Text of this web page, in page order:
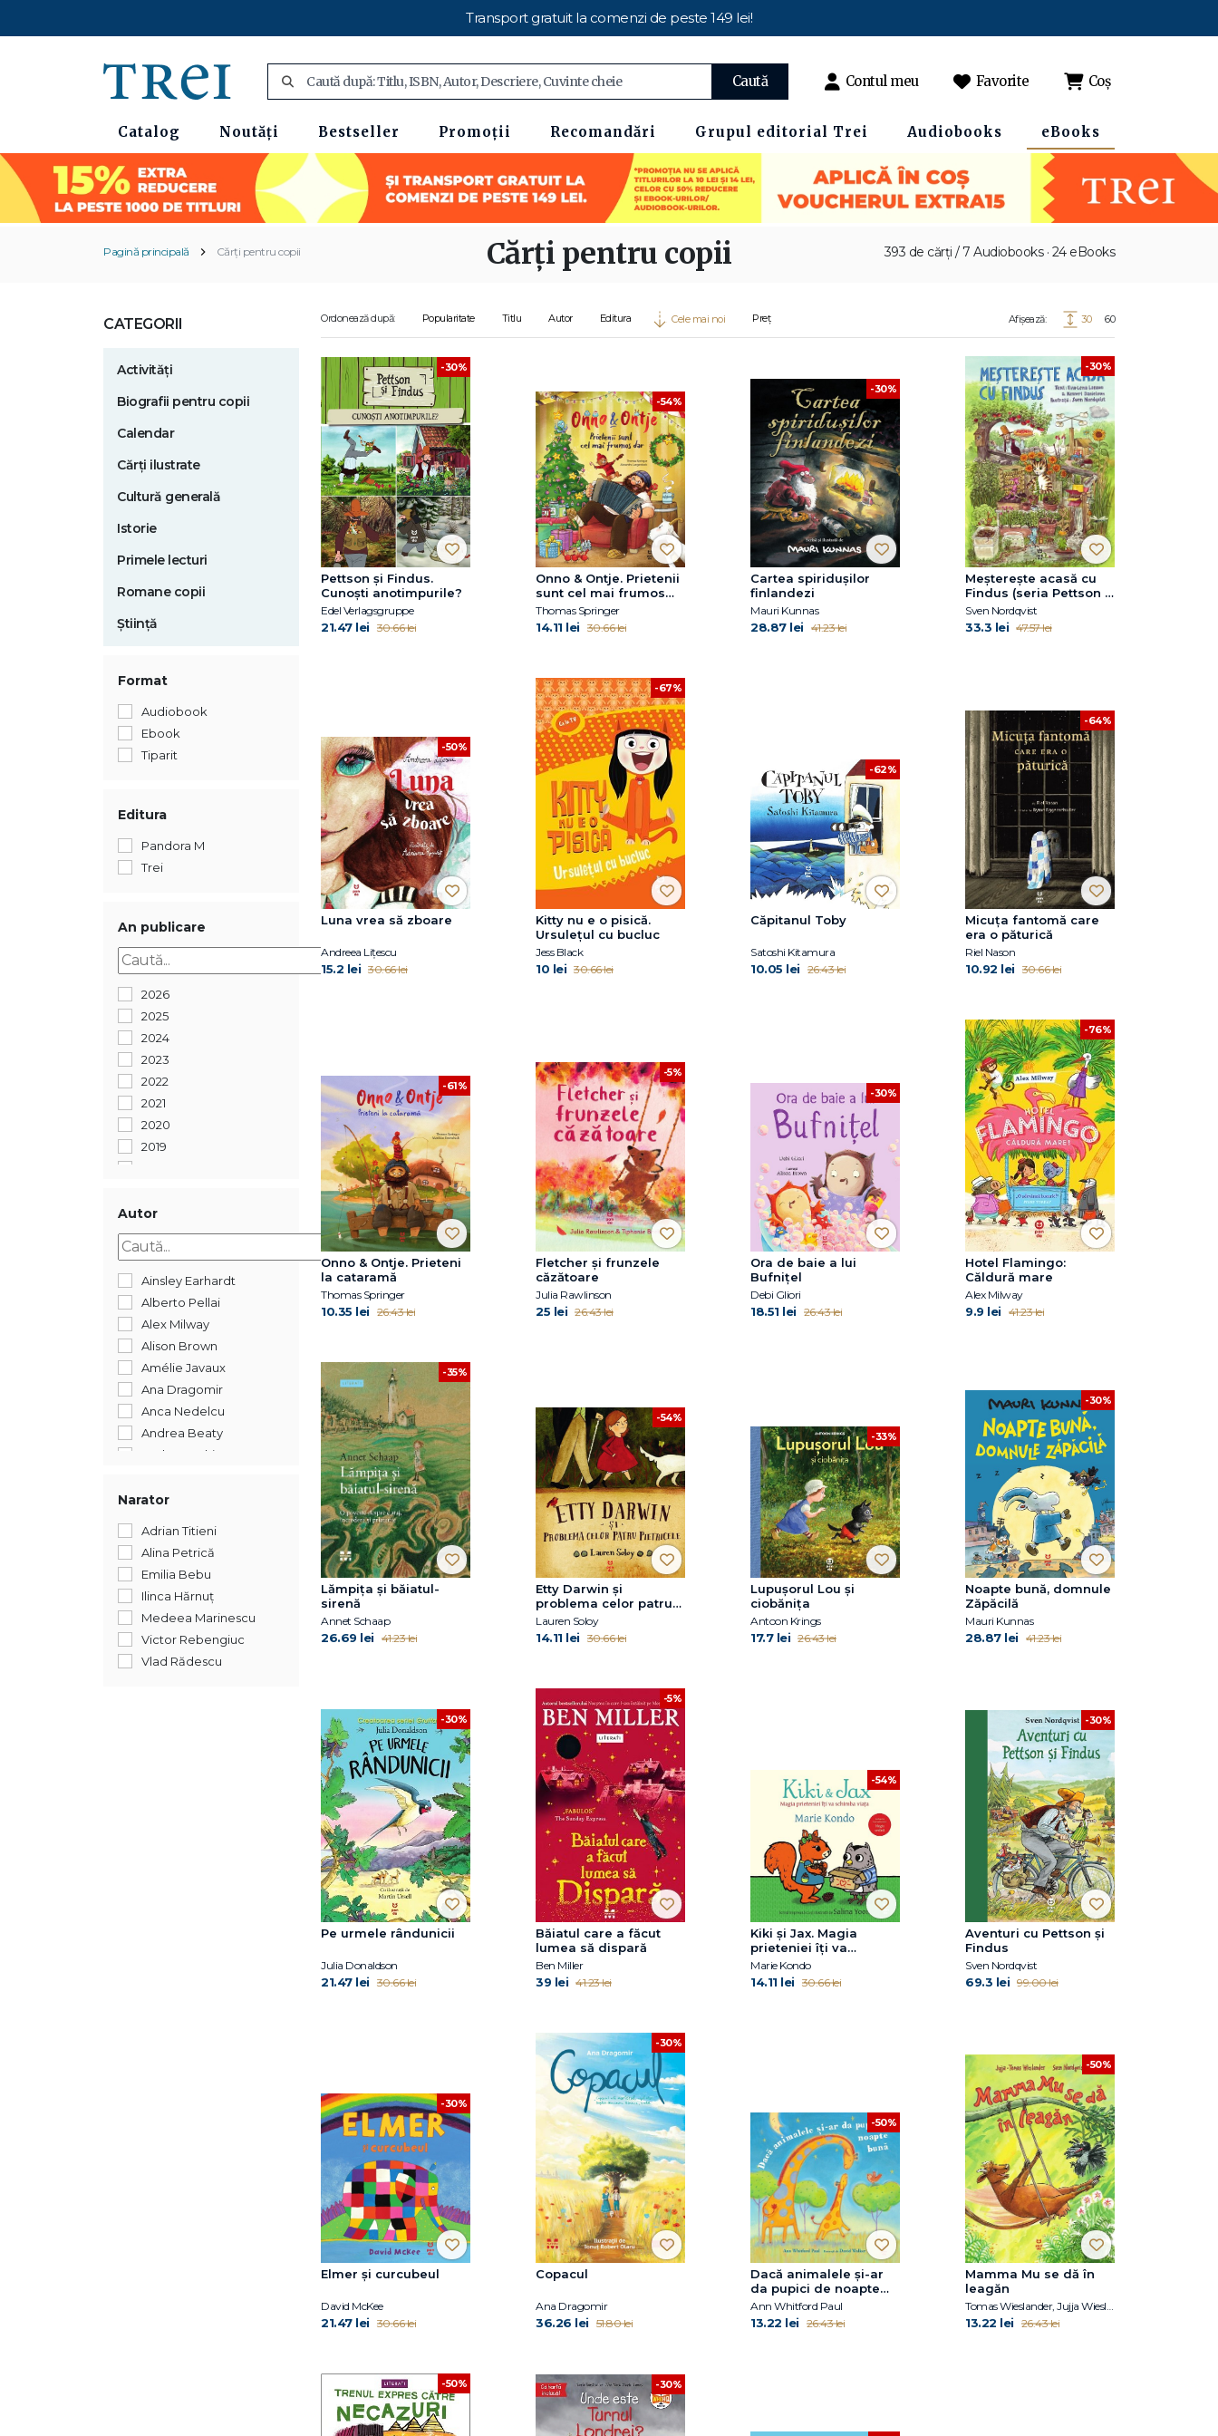
Transport gratuit la comenzi de peste 149 lei!
Caută Contul meu Favorite Coș
Catalog Noutăți Bestseller Promoții Recomandări Grupul editorial Trei Audiobooks eBooks
Pagină principală Cărți pentru copii 393 de cărți / 7 Audiobooks · 24 eBooks
Cărți pentru copii
CATEGORII
Activități
Biografii pentru copii
Calendar
Cărți ilustrate
Cultură generală
Istorie
Primele lecturi
Romane copii
Știință
Format
Audiobook
Ebook
Tiparit
Editura
Pandora M
Trei
An publicare
2026
2025
2024
2023
2022
2021
2020
2019
2016
2015
Autor
Ainsley Earhardt
Alberto Pellai
Alex Milway
Alison Brown
Amélie Javaux
Ana Dragomir
Anca Nedelcu
Andrea Beaty
Andreea Chiru-Maga
Andreea Lițescu
Antoon Krings
Narator
Adrian Titieni
Alina Petrică
Emilia Bebu
Ilinca Hărnuț
Medeea Marinescu
Victor Rebengiuc
Vlad Rădescu
Ordonează după: Popularitate Titlu Autor Editura Cele mai noi Preț Afișează: 30 60
-30%
Pettson și Findus.
Cunoști anotimpurile?
Edel Verlagsgruppe
21.47 lei 30.66 lei
-54%
Onno & Ontje. Prietenii
sunt cel mai frumos
dar
Thomas Springer
14.11 lei 30.66 lei
-30%
Cartea spiridușilor
finlandezi
Mauri Kunnas
28.87 lei 41.23 lei
-30%
Meșterește acasă cu
Findus (seria Pettson și
Findus)
Sven Nordqvist
33.3 lei 47.57 lei
-50%
Luna vrea să zboare
Andreea Lițescu
15.2 lei 30.66 lei
-67%
Kitty nu e o pisică.
Ursulețul cu bucluc
Jess Black
10 lei 30.66 lei
-62%
Căpitanul Toby
Satoshi Kitamura
10.05 lei 26.43 lei
-64%
Micuța fantomă care
era o păturică
Riel Nason
10.92 lei 30.66 lei
-61%
Onno & Ontje. Prieteni
la cataramă
Thomas Springer
10.35 lei 26.43 lei
-5%
Fletcher și frunzele
căzătoare
Julia Rawlinson
25 lei 26.43 lei
-30%
Ora de baie a lui
Bufnițel
Debi Gliori
18.51 lei 26.43 lei
-76%
Hotel Flamingo:
Căldură mare
Alex Milway
9.9 lei 41.23 lei
-35%
Lămpița și băiatul-
sirenă
Annet Schaap
26.69 lei 41.23 lei
-54%
Etty Darwin și
problema celor patru
pietricele
Lauren Soloy
14.11 lei 30.66 lei
-33%
Lupușorul Lou și
ciobănița
Antoon Krings
17.7 lei 26.43 lei
-30%
Noapte bună, domnule
Zăpăcilă
Mauri Kunnas
28.87 lei 41.23 lei
-30%
Pe urmele rândunicii
Julia Donaldson
21.47 lei 30.66 lei
-5%
Băiatul care a făcut
lumea să dispară
Ben Miller
39 lei 41.23 lei
-54%
Kiki și Jax. Magia
prieteniei îți va
schimba viața
Marie Kondo
14.11 lei 30.66 lei
-30%
Aventuri cu Pettson și
Findus
Sven Nordqvist
69.3 lei 99.00 lei
-30%
Elmer și curcubeul
David McKee
21.47 lei 30.66 lei
-30%
Copacul
Ana Dragomir
36.26 lei 51.80 lei
-50%
Dacă animalele și-ar
da pupici de noapte
bună
Ann Whitford Paul
13.22 lei 26.43 lei
-50%
Mamma Mu se dă în
leagăn
13.22 lei 26.43 lei
-50% -30%